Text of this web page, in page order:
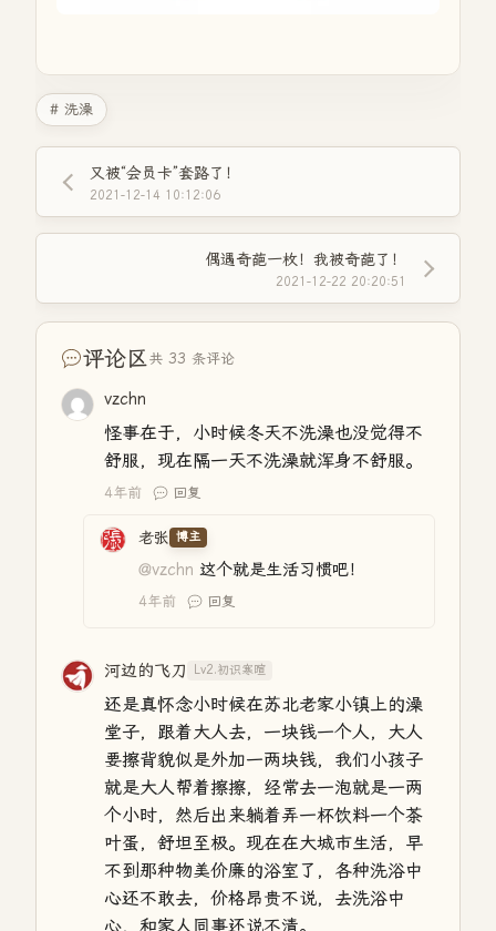
# 洗澡
又被“会员卡”套路了！
2021-12-14 10:12:06
偶遇奇葩一枚！我被奇葩了！
2021-12-22 20:20:51
评论区共 33 条评论
vzchn
怪事在于，小时候冬天不洗澡也没觉得不
舒服，现在隔一天不洗澡就浑身不舒服。
4年前 回复
老张 博主
@vzchn 这个就是生活习惯吧！
4年前 回复
河边的飞刀 Lv2.初识寒暄
还是真怀念小时候在苏北老家小镇上的澡
堂子，跟着大人去，一块钱一个人，大人
要擦背貌似是外加一两块钱，我们小孩子
就是大人帮着擦擦，经常去一泡就是一两
个小时，然后出来躺着弄一杯饮料一个茶
叶蛋，舒坦至极。现在在大城市生活，早
不到那种物美价廉的浴室了，各种洗浴中
心还不敢去，价格昂贵不说，去洗浴中
心，和家人同事还说不清。